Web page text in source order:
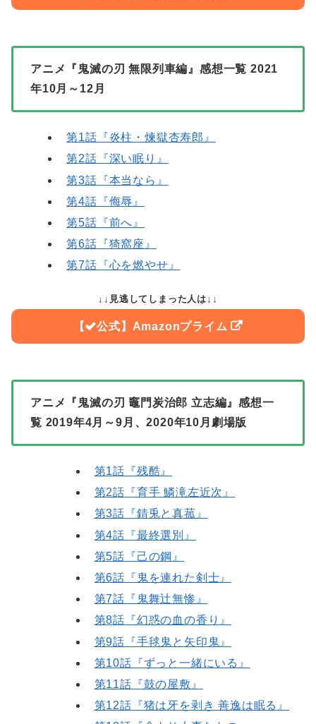
アニメ『鬼滅の刃 無限列車編』感想一覧 2021
年10月～12月
第1話『炎柱・煉獄杏寿郎』
第2話『深い眠り』
第3話『本当なら』
第4話『侮辱』
第5話『前へ』
第6話『猗窩座』
第7話『心を燃やせ』
↓↓見逃してしまった人は↓↓
Amazonプライム
アニメ『鬼滅の刃 竈門炭治郎 立志編』感想一
覧 2019年4月～9月、2020年10月劇場版
第1話『残酷』
第2話『育手 鱗滝左近次』
第3話『錆兎と真菰』
第4話『最終選別』
第5話『己の鋼』
第6話『鬼を連れた剣士』
第7話『鬼舞辻無惨』
第8話『幻惑の血の香り』
第9話『手毬鬼と矢印鬼』
第10話『ずっと一緒にいる』
第11話『鼓の屋敷』
第12話『猪は牙を剥き 善逸は眠る』